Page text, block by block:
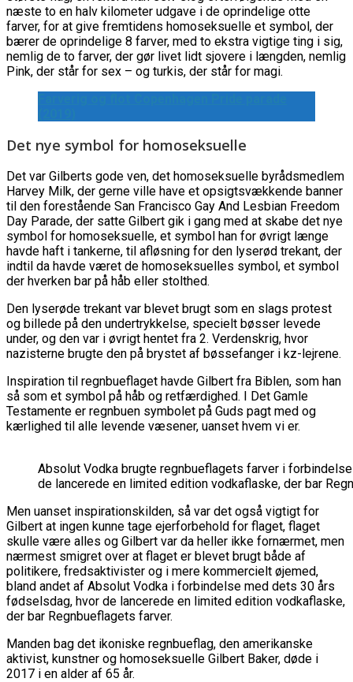
næste to en halv kilometer udgave i de oprindelige otte
farver, for at give fremtidens homoseksuelle et symbol, der
bærer de oprindelige 8 farver, med to ekstra vigtige ting i sig,
nemlig de to farver, der gør livet lidt sjovere i længden, nemlig
Pink, der står for sex – og turkis, der står for magi.
Det nye symbol for homoseksuelle
Det var Gilberts gode ven, det homoseksuelle byrådsmedlem
Harvey Milk, der gerne ville have et opsigtsvækkende banner
til den forestående San Francisco Gay And Lesbian Freedom
Day Parade, der satte Gilbert gik i gang med at skabe det nye
symbol for homoseksuelle, et symbol han for øvrigt længe
havde haft i tankerne, til afløsning for den lyserød trekant, der
indtil da havde været de homoseksuelles symbol, et symbol
der hverken bar på håb eller stolthed.
Den lyserøde trekant var blevet brugt som en slags protest
og billede på den undertrykkelse, specielt bøsser levede
under, og den var i øvrigt hentet fra 2. Verdenskrig, hvor
nazisterne brugte den på brystet af bøssefanger i kz-lejrene.
Inspiration til regnbueflaget havde Gilbert fra Biblen, som han
så som et symbol på håb og retfærdighed. I Det Gamle
Testamente er regnbuen symbolet på Guds pagt med og
kærlighed til alle levende væsener, uanset hvem vi er.
Absolut Vodka brugte regnbueflagets farver i
de lancerede en limited edition vodkaflaske, der bar
Men uanset inspirationskilden, så var det også vigtigt for
Gilbert at ingen kunne tage ejerforbehold for flaget, flaget
skulle være alles og Gilbert var da heller ikke fornærmet, men
nærmest smigret over at flaget er blevet brugt både af
politikere, fredsaktivister og i mere kommercielt øjemed,
bland andet af Absolut Vodka i forbindelse med dets 30 års
fødselsdag, hvor de lancerede en limited edition vodkaflaske,
der bar Regnbueflagets farver.
Manden bag det ikoniske regnbueflag, den amerikanske
aktivist, kunstner og homoseksuelle Gilbert Baker, døde i
2017 i en alder af 65 år.